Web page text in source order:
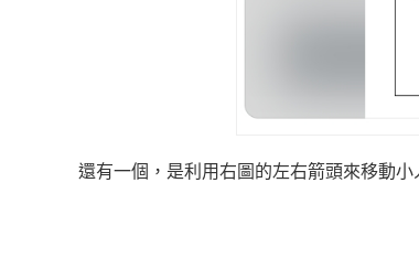
還有一個，是利用右圖的左右箭頭來移動